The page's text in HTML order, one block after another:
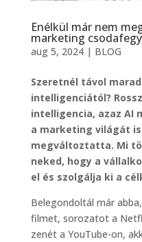
Enélkül már nem
marketing
aug 5, 2024| BLOG
Szeretnél távol
intelligenciától?
intelligencia, azaz AI
a marketing világát
megváltoztatta. Mi
neked, hogy a
el és szolgálja ki a
Belegondoltál már
filmet, sorozatot a
zenét a YouTube-on,